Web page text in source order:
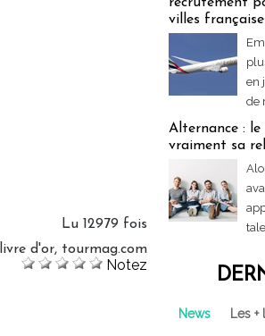
Lu 12979 fois
livre d'or, tourmag.com
Notez
villes
en
de
Alternance :
vraiment sa
News Les +